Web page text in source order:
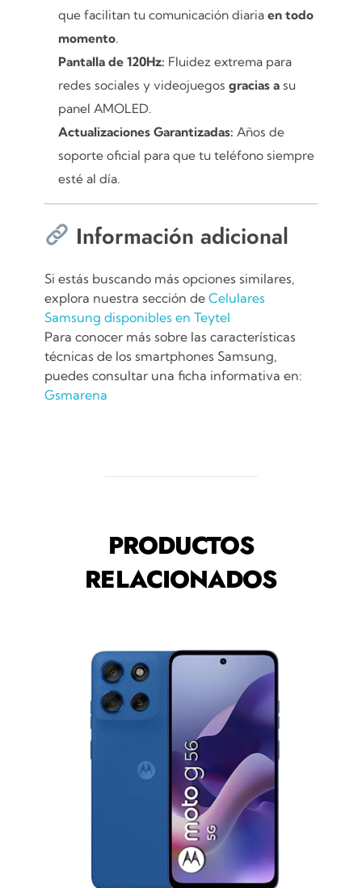
que facilitan tu comunicación diariaen todo
momento.
Pantalla de 120Hz: Fluidez extrema para
redes sociales y videojuegosgracias a su
panel AMOLED.
Actualizaciones Garantizadas: Años de
soporte oficial para que tu teléfono siempre
esté al día.
Información adicional
Si estás buscando más opciones similares,
explora nuestra sección de Celulares
Samsung disponibles en Teytel
Para conocer más sobre las características
técnicas de los smartphones Samsung,
puedes consultar una ficha informativa en:
Gsmarena
PRODUCTOS
RELACIONADOS